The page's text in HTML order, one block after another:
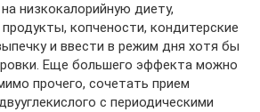
низкокалорийную диету,
копчености, кондитерские
и ввести в режим дня хотя бы
Еще большего эффекта можно
прочего, сочетать прием
с периодическими